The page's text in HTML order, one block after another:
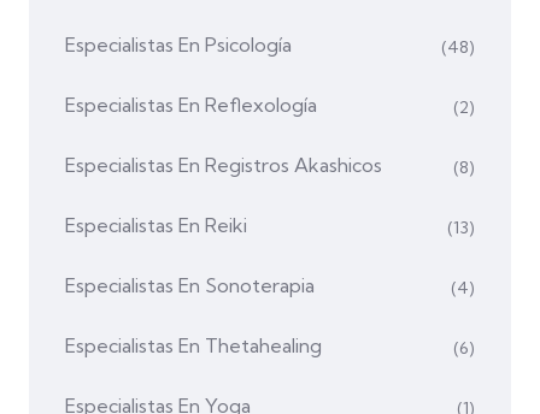
Especialistas En Psicología (48)
Especialistas En Reflexología (2)
Especialistas En Registros Akashicos (8)
Especialistas En Reiki (13)
Especialistas En Sonoterapia (4)
Especialistas En Thetahealing (6)
Especialistas En Yoga (1)